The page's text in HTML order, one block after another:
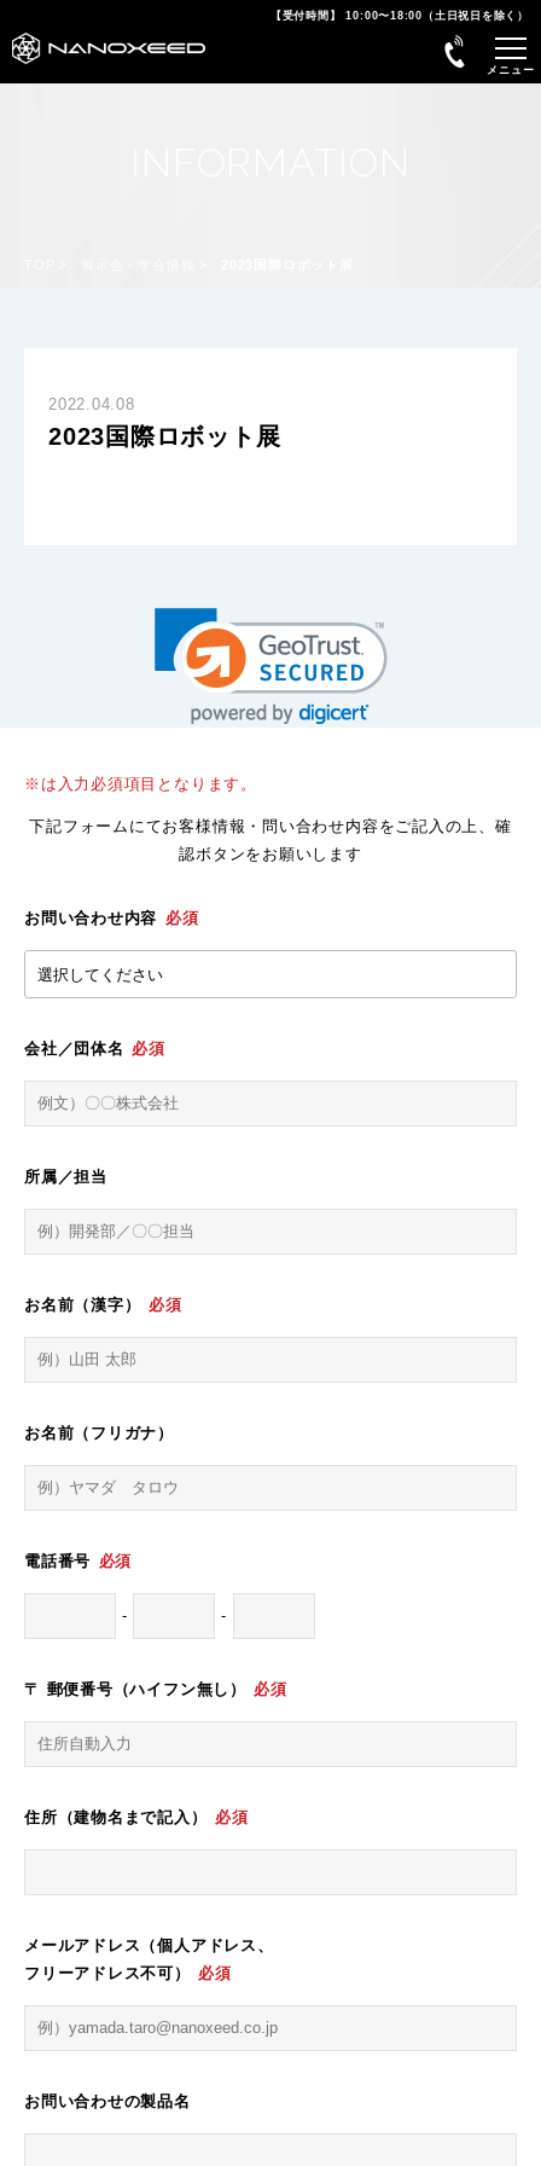
【受付時間】 10:00〜18:00（土日祝日を除く）
2022.04.08
2023国際ロボット展
※は入力必須項目となります。
下記フォームにてお客様情報・問い合わせ内容をご記入の上、確
認ボタンをお願いします
お問い合わせ内容 必須
会社／団体名 必須
所属／担当
お名前（漢字） 必須
お名前（フリガナ）
電話番号 必須
- -
〒 郵便番号（ハイフン無し） 必須
住所（建物名まで記入） 必須
メールアドレス（個人アドレス、
フリーアドレス不可）
必須
お問い合わせの製品名